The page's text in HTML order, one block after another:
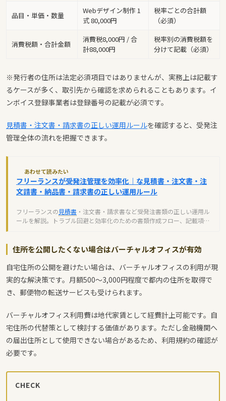
品目・単価・数量
Webデザイン制作 1
式 80,000円
税率ごとの合計額
（必須）
消費税額・合計金額
消費税8,000円 / 合
計88,000円
税率別の消費税額を
分けて記載（必須）
※発行者の住所は法定必須項目ではありませんが、実務上は記載す
るケースが多く、取引先から確認を求められることもあります。イ
ンボイス登録事業者は登録番号の記載が必須です。
見積書・注文書・請求書の正しい運用ルールを確認すると、受発注
管理全体の流れを把握できます。
あわせて読みたい
フリーランスが受発注管理を効率化｜な見積書・注文書・注
文請書・納品書・請求書の正しい運用ルール
フリーランスの見積書 ・注文書・請求書など受発注書類の正しい運用ル
ールを解説。トラブル回避と効率化のための書類作成フロー、記載項
住所を公開したくない場合はバーチャルオフィスが有効
自宅住所の公開を避けたい場合は、バーチャルオフィスの利用が現
実的な解決策です。月額500〜3,000円程度で都内の住所を取得で
き、郵便物の転送サービスも受けられます。
バーチャルオフィス利用費は地代家賃として経費計上可能です。自
宅住所の代替策として検討する価値があります。ただし金融機関へ
の届出住所として使用できない場合があるため、利用規約の確認が
必要です。
CHECK